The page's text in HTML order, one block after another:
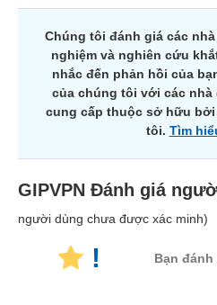
Chúng tôi đánh giá các
nghiệm và nghiên cứu
nhắc đến phản hồi của
của chúng tôi với các nhà
cung cấp thuộc sở hữu
tôi. Tìm
GIPVPN Đánh giá
người dùng chưa được xác minh)
! Bạn đánh